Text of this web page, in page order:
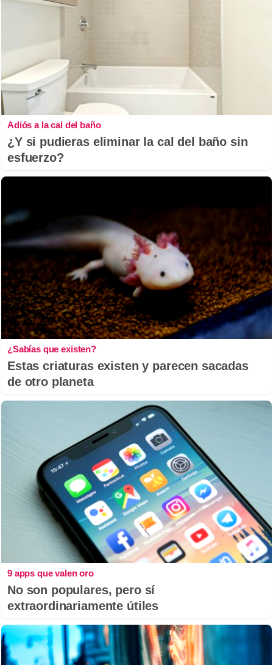
Adiós a la cal del baño
¿Y si pudieras eliminar la cal del baño sin
esfuerzo?
¿Sabías que existen?
Estas criaturas existen y parecen sacadas
de otro planeta
9 apps que valen oro
No son populares, pero sí
extraordinariamente útiles